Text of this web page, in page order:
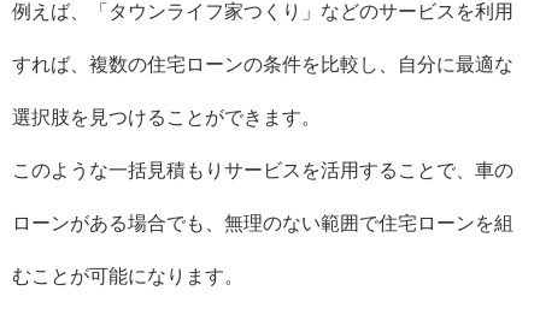
例えば、「タウンライフ家つくり」などのサービスを利用
すれば、複数の住宅ローンの条件を比較し、自分に最適な
選択肢を見つけることができます。
このような一括見積もりサービスを活用することで、車の
ローンがある場合でも、無理のない範囲で住宅ローンを組
むことが可能になります。